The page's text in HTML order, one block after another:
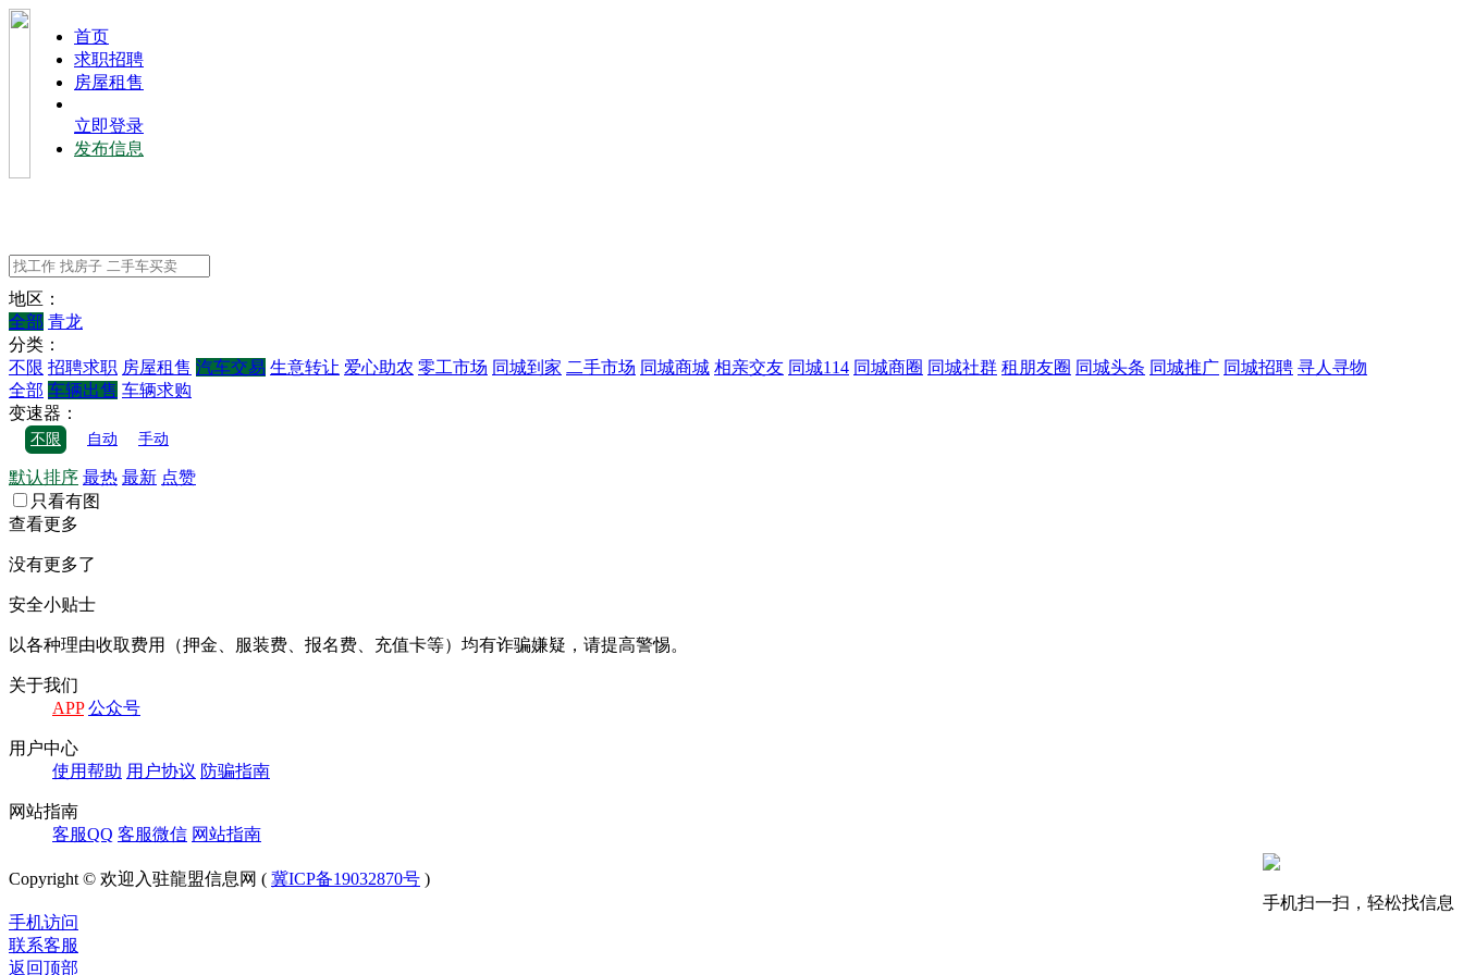
⾸⻚
求职招聘
房屋租售
立即登录
发布信息
地区：
全部 青龙
分类：
不限 招聘求职 房屋租售 汽车交易 生意转让 爱心助农 零工市场 同城到家 二手市场 同城商城 相亲交友 同城114 同城商圈 同城社群 租朋友圈 同城头条 同城推广 同城招聘 寻人寻物
全部 车辆出售 车辆求购
变速器：
不限 自动 手动
默认排序 最热 最新 点赞
只看有图
查看更多
没有更多了
安全小贴士
以各种理由收取费⽤（押⾦、服装费、报名费、充值卡等）均有诈骗嫌疑，请提⾼警惕。
关于我们
APP 公众号
⽤户中⼼
使⽤帮助 ⽤户协议 防骗指南
⽹站指南
客服QQ 客服微信 ⽹站指南
手机扫一扫，轻松找信息
Copyright © 欢迎入驻龍盟信息网 ( 冀ICP备19032870号 )
手机访问
联系客服
返回顶部